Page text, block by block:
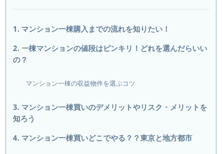
1. マンション一棟購入までの流れを知りたい！
2. 一棟マンションの値段はピンキリ！どれを選んだらいい
の？
マンション一棟の収益物件を選ぶコツ
3. マンション一棟買いのデメリットやリスク・メリットを
知ろう
4. マンション一棟買いどこでやる？？東京と地方都市